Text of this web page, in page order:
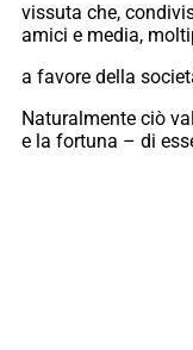
vissuta che,
amici e media,
a favore della
Naturalmente ciò
e la fortuna – di